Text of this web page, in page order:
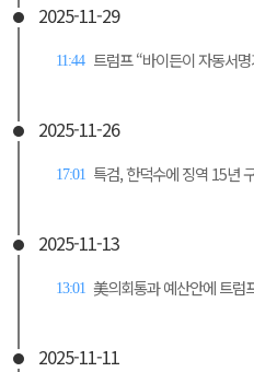
2025-11-29
11:44 트럼프 “바이든이 자동서
2025-11-26
17:01 특검, 한덕수에 징역 15년
2025-11-13
13:01 美의회통과 예산안에 트
2025-11-11